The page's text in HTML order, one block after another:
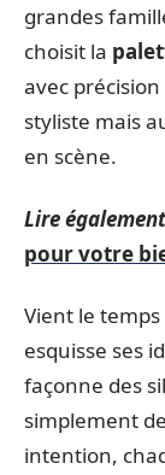
grandes
choisit la
avec
styliste mais
en scène.
Lire
pour votre
Vient le temps
esquisse ses
façonne des
simplement
intention,